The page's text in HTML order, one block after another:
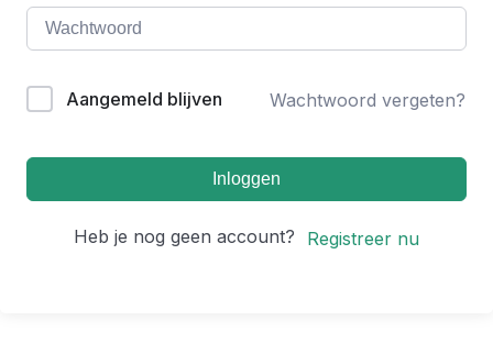
Aangemeld blijven Wachtwoord vergeten?
Inloggen
Heb je nog geen account? Registreer nu